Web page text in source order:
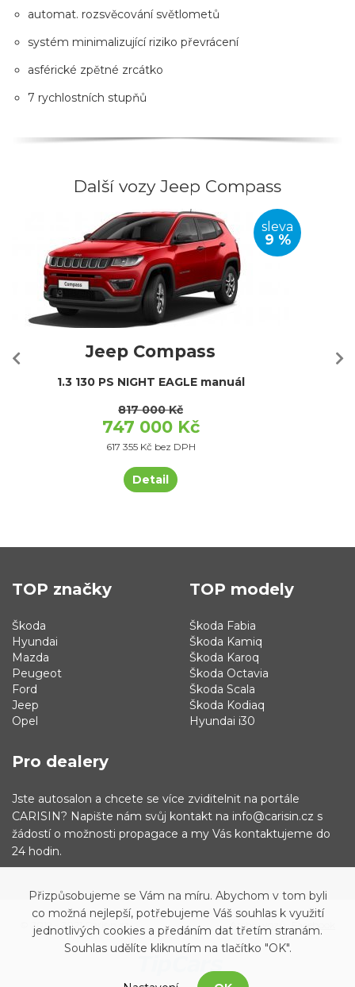
automat. rozsvěcování světlometů
systém minimalizující riziko převrácení
asférické zpětné zrcátko
7 rychlostních stupňů
Další vozy Jeep Compass
sleva
9 %
Jeep Compass
1.3 130 PS NIGHT EAGLE manuál
817 000 Kč
747 000 Kč
617 355 Kč bez DPH
Detail
TOP značky
Škoda
Hyundai
Mazda
Peugeot
Ford
Jeep
Opel
TOP modely
Škoda Fabia
Škoda Kamiq
Škoda Karoq
Škoda Octavia
Škoda Scala
Škoda Kodiaq
Hyundai i30
Pro dealery
Jste autosalon a chcete se více zviditelnit na portále
CARISIN? Napište nám svůj kontakt na info@carisin.cz s
žádostí o možnosti propagace a my Vás kontaktujeme do
24 hodin.
© 2019 - 2021 Carisin.cz Archiv vozů Facebook
Přizpůsobujeme se Vám na míru. Abychom v tom byli
co možná nejlepší, potřebujeme Váš souhlas k využití
jednotlivých cookies a předáním dat třetím stranám.
Souhlas udělíte kliknutím na tlačítko "OK".